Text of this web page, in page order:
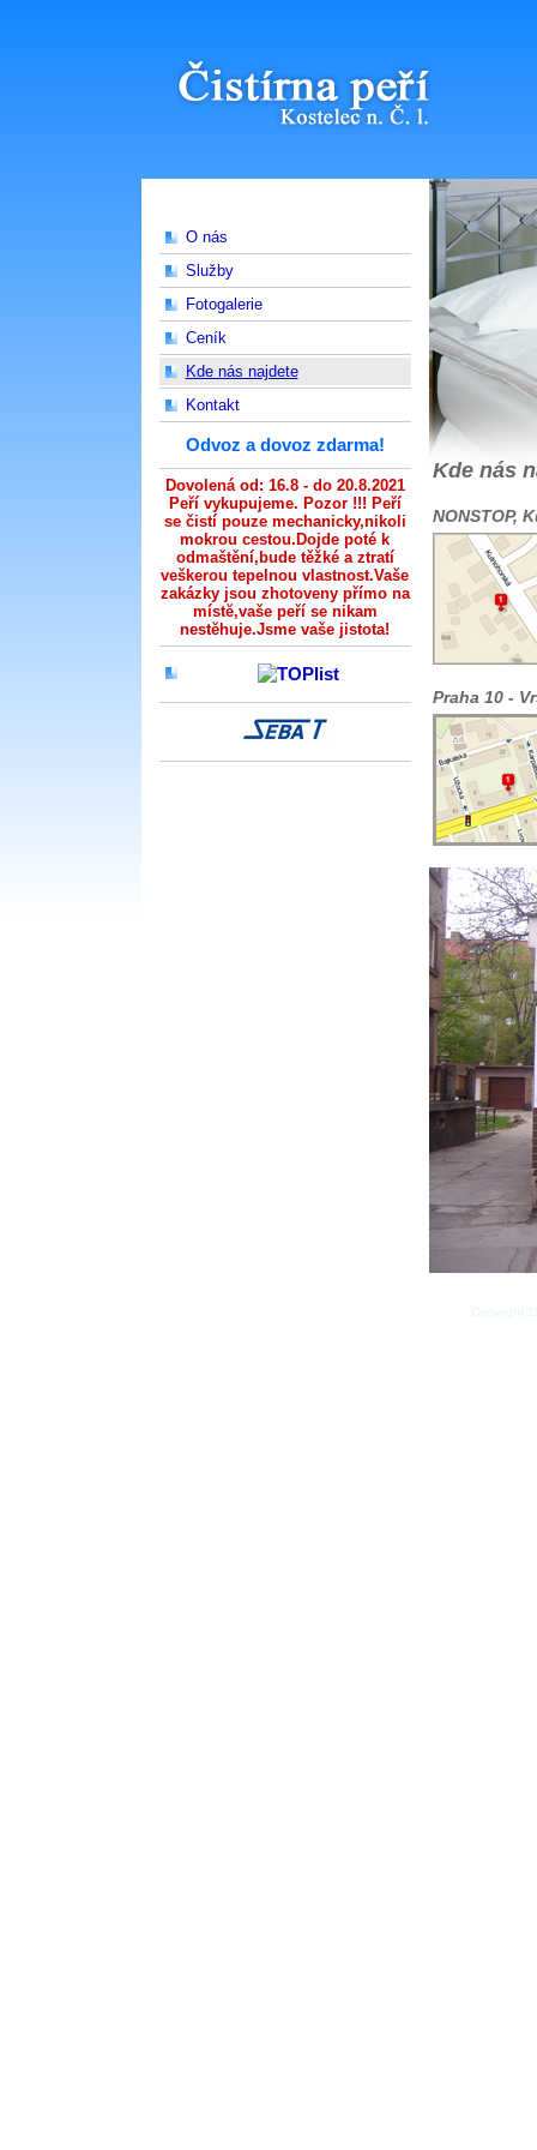
O nás
Služby
Fotogalerie
Ceník
Kde nás najdete
Kontakt
Odvoz a dovoz zdarma!
Dovolená od: 16.8 - do 20.8.2021
Peří vykupujeme. Pozor !!! Peří
se čistí pouze mechanicky,nikoli
mokrou cestou.Dojde poté k
odmaštění,bude těžké a ztratí
veškerou tepelnou vlastnost.Vaše
zakázky jsou zhotoveny přímo na
místĕ,vaše peří se nikam
nestĕhuje.Jsme vaše jistota!
Kde nás
NONSTOP,
Praha 10 -
Copyright